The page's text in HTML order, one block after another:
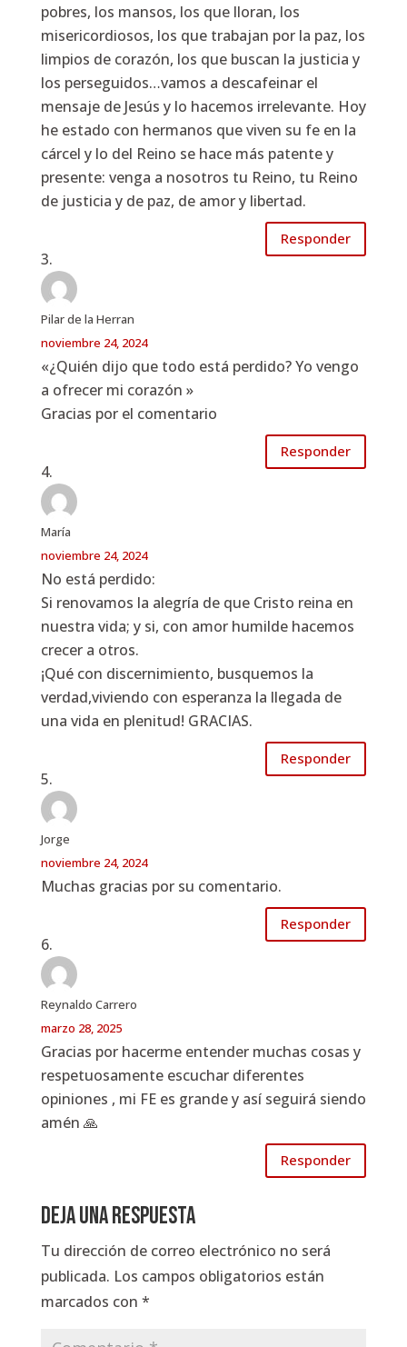
pobres, los mansos, los que lloran, los
misericordiosos, los que trabajan por la paz, los
limpios de corazón, los que buscan la justicia y
los perseguidos…vamos a descafeinar el
mensaje de Jesús y lo hacemos irrelevante. Hoy
he estado con hermanos que viven su fe en la
cárcel y lo del Reino se hace más patente y
presente: venga a nosotros tu Reino, tu Reino
de justicia y de paz, de amor y libertad.
Responder
Pilar de la Herran
noviembre 24, 2024
«¿Quién dijo que todo está perdido? Yo vengo
a ofrecer mi corazón »
Gracias por el comentario
Responder
María
noviembre 24, 2024
No está perdido:
Si renovamos la alegría de que Cristo reina en
nuestra vida; y si, con amor humilde hacemos
crecer a otros.
¡Qué con discernimiento, busquemos la
verdad,viviendo con esperanza la llegada de
una vida en plenitud! GRACIAS.
Responder
Jorge
noviembre 24, 2024
Muchas gracias por su comentario.
Responder
Reynaldo Carrero
marzo 28, 2025
Gracias por hacerme entender muchas cosas y
respetuosamente escuchar diferentes
opiniones , mi FE es grande y así seguirá siendo
amén 🙏
Responder
Deja una respuesta
Tu dirección de correo electrónico no será
publicada. Los campos obligatorios están
marcados con *